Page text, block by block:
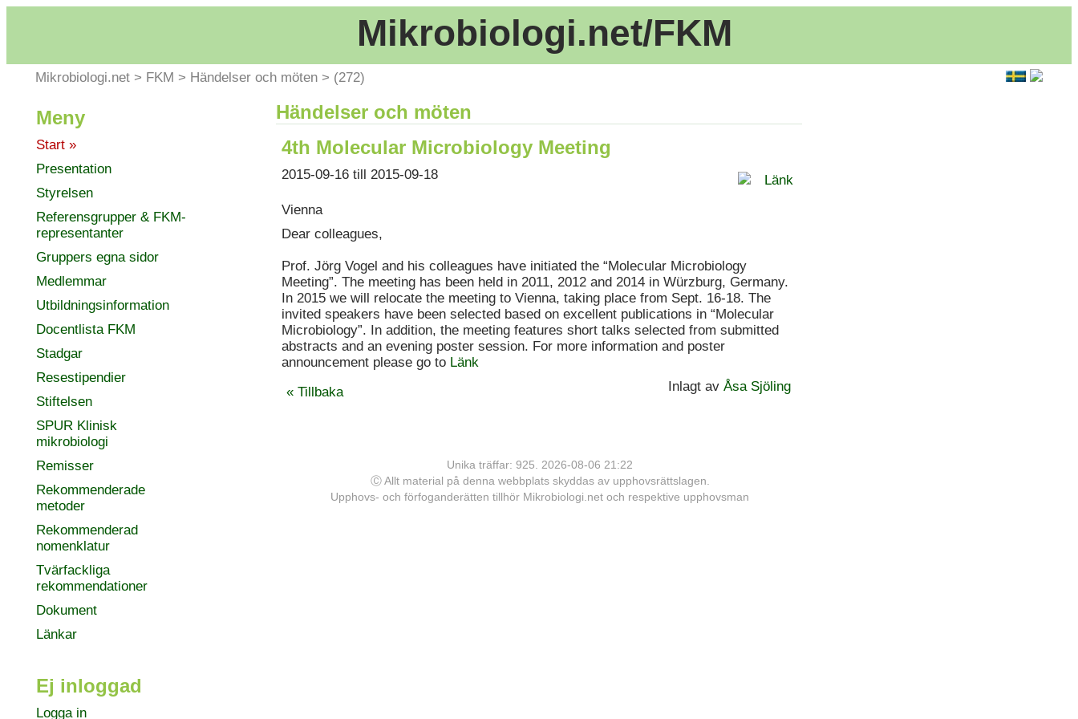
Mikrobiologi.net/FKM
Mikrobiologi.net > FKM > Händelser och möten > (272)
Meny
Start »
Presentation
Styrelsen
Referensgrupper & FKM-
representanter
Gruppers egna sidor
Medlemmar
Utbildningsinformation
Docentlista FKM
Stadgar
Resestipendier
Stiftelsen
SPUR Klinisk
mikrobiologi
Remisser
Rekommenderade
metoder
Rekommenderad
nomenklatur
Tvärfackliga
rekommendationer
Dokument
Länkar
Ej inloggad
Logga in
Händelser och möten
4th Molecular Microbiology Meeting
Länk
2015-09-16 till 2015-09-18
Vienna
Dear colleagues,
Prof. Jörg Vogel and his colleagues have initiated the “Molecular Microbiology
Meeting”. The meeting has been held in 2011, 2012 and 2014 in Würzburg, Germany.
In 2015 we will relocate the meeting to Vienna, taking place from Sept. 16-18. The
invited speakers have been selected based on excellent publications in “Molecular
Microbiology”. In addition, the meeting features short talks selected from submitted
abstracts and an evening poster session. For more information and poster
announcement please go to Länk
« Tillbaka
Inlagt av Åsa Sjöling
Unika träffar: 925. 2026-08-06 21:22
Ⓒ Allt material på denna webbplats skyddas av upphovsrättslagen.
Upphovs- och förfoganderätten tillhör Mikrobiologi.net och respektive upphovsman